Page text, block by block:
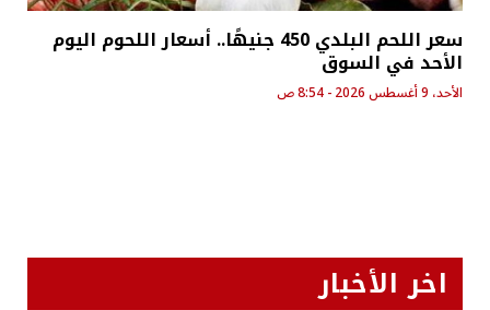
سعر اللحم البلدي 450 جنيهًا.. أسعار اللحوم اليوم
الأحد في السوق
الأحد، 9 أغسطس 2026 - 8:54 ص
اخر الأخبار